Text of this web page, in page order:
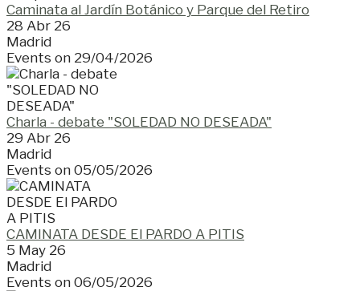
Caminata al Jardín Botánico y Parque del Retiro
28 Abr 26
Madrid
Events on 29/04/2026
Charla - debate "SOLEDAD NO DESEADA"
29 Abr 26
Madrid
Events on 05/05/2026
CAMINATA DESDE El PARDO A PITIS
5 May 26
Madrid
Events on 06/05/2026